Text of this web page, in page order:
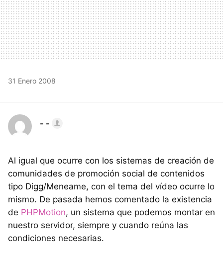
31 Enero 2008
- -
Al igual que ocurre con los sistemas de creación de
comunidades de promoción social de contenidos
tipo Digg/Meneame, con el tema del vídeo ocurre lo
mismo. De pasada hemos comentado la existencia
de PHPMotion, un sistema que podemos montar en
nuestro servidor, siempre y cuando reúna las
condiciones necesarias.